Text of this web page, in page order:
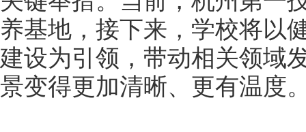
养基地，接下来，学校将以
建设为引领，带动相关领域
景变得更加清晰、更有温度